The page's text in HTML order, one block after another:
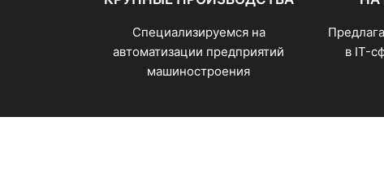
Специализируемся на
автоматизации предприятий
машиностроения
в IT-